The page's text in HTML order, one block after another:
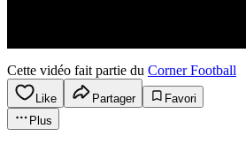
Cette vidéo fait partie du Corner Football
Like Partager
Favori
Plus